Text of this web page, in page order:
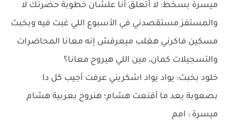
ميسرة بسخط: لا أتعلق أنا علشان خطوبة حضرتك لا
والمستفز مستقصدني في الأسبوع اللي غبت فيه وبخبث
مسكين فاكرني هغلب ميعرفش إنه معانا المحاضرات
والتسجيلات كمان، مين اللي هيروح معانا؟
خلود بخبث: يواد يواد اشكريني عرفت أجيب كل دا
بصعوبة بعد ما أقنعت هشام؛ هنروح بعربية هشام
ميسرة : امم